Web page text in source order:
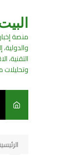
منصة
التقنية،